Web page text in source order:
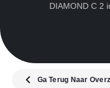
DIAMOND C 2
Ga Terug Naar